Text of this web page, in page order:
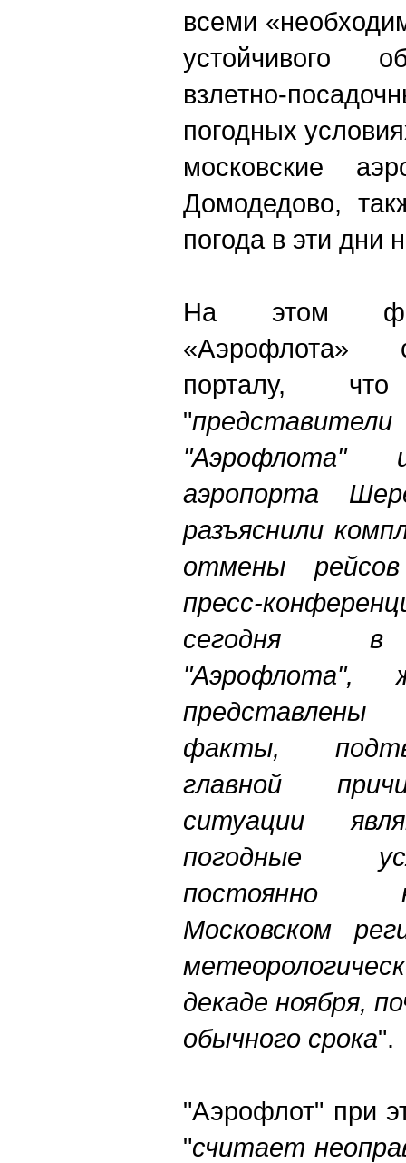
всеми
устойчивого
взлетно-
погодных
московские
Домодедово,
погода в эти дни
На этом
«Аэрофлота»
порталу,
"п
"Аэрофлота"
аэропорта
разъяснили
отмены
пресс-
сегодня в
"Аэрофлота",
факты,
главной
ситуации
погодные
постоянно
Московском
декаде ноября,
обычного срока".
"Аэрофлот" при
"считает